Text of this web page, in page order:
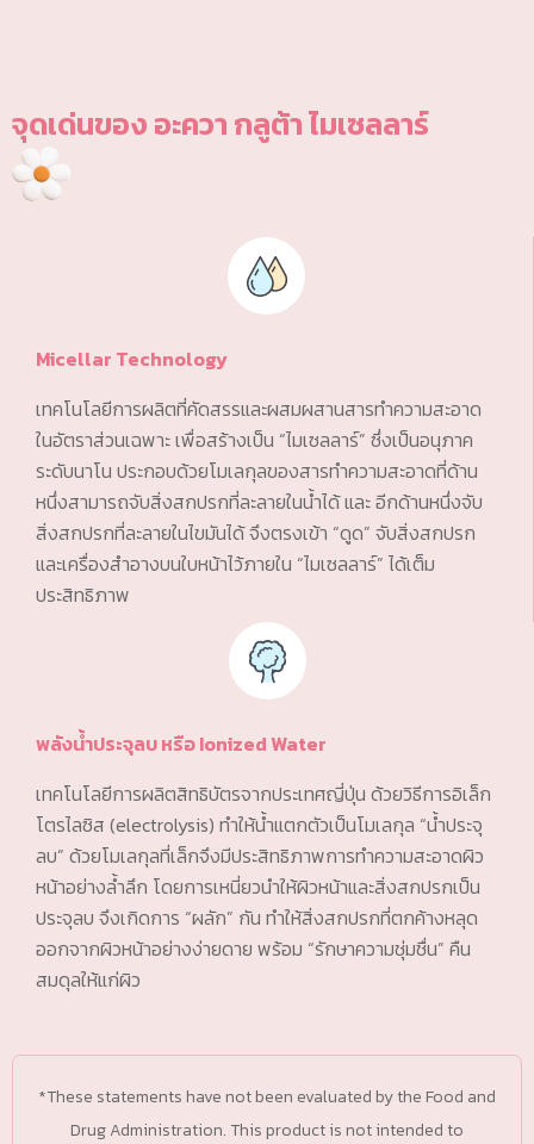
จุดเด่นของ อะควา กลูต้า ไมเซลลาร์
Micellar Technology
เทคโนโลยีการผลิตที่คัดสรรและผสมผสานสารทำความสะอาด
ในอัตราส่วนเฉพาะ เพื่อสร้างเป็น “ไมเซลลาร์” ซึ่งเป็นอนุภาค
ระดับนาโน ประกอบด้วยโมเลกุลของสารทำความสะอาดที่ด้าน
หนึ่งสามารถจับสิ่งสกปรกที่ละลายในน้ำได้ และ อีกด้านหนึ่งจับ
สิ่งสกปรกที่ละลายในไขมันได้ จึงตรงเข้า “ดูด” จับสิ่งสกปรก
และเครื่องสำอางบนใบหน้าไว้ภายใน “ไมเซลลาร์” ได้เต็ม
ประสิทธิภาพ
พลังน้ำประจุลบ หรือ Ionized Water
เทคโนโลยีการผลิตสิทธิบัตรจากประเทศญี่ปุ่น ด้วยวิธีการอิเล็ก
โตรไลซิส (electrolysis) ทำให้น้ำแตกตัวเป็นโมเลกุล “น้ำประจุ
ลบ” ด้วยโมเลกุลที่เล็กจึงมีประสิทธิภาพการทำความสะอาดผิว
หน้าอย่างล้ำลึก โดยการเหนี่ยวนำให้ผิวหน้าและสิ่งสกปรกเป็น
ประจุลบ จึงเกิดการ “ผลัก” กัน ทำให้สิ่งสกปรกที่ตกค้างหลุด
ออกจากผิวหน้าอย่างง่ายดาย พร้อม “รักษาความชุ่มชื่น” คืน
สมดุลให้แก่ผิว
*These statements have not been evaluated by the Food and
Drug Administration. This product is not intended to